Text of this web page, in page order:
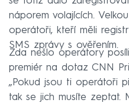
náporem volajících.
operátoři, kteří měli
SMS zprávy s ověřením.
Zda nešlo operátory
premiér na dotaz CNN
„Pokud jsou ti operátoři
tak se jich musíte zeptat.